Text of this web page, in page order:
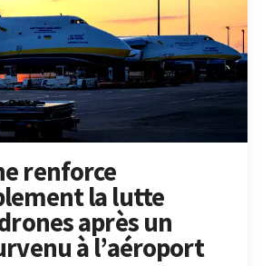
renforce
la lutte
après un
à l’aéroport